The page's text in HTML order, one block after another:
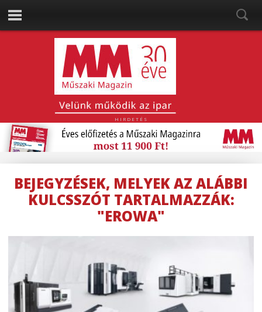
HIRDETÉS
BEJEGYZÉSEK, MELYEK AZ ALÁBBI
KULCSSZÓT TARTALMAZZÁK:
"EROWA"